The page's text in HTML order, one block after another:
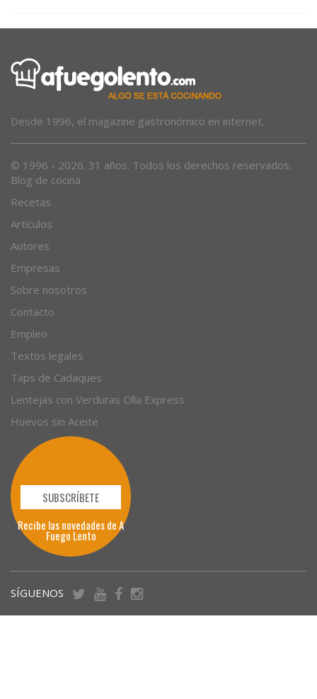
Desde 1996, el magazine gastronómico en internet.
© 1996 - 2026. 31 años. Todos los derechos reservados.
Blog de cocina
Recetas
Artículos
Autores
Empresas
Sobre nosotros
Contacto
Empleo
Textos legales
Taps de Cadaques
Lentejas con Verduras Olla Express
Huevos sin Aceite
SUBSCRÍBETE
Recibe las novedades de A
Fuego Lento
SÍGUENOS